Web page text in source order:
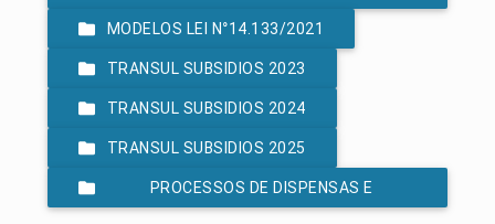
- LEI 14.133/2021
MODELOS LEI N°14.133/2021
TRANSUL SUBSIDIOS 2023
TRANSUL SUBSIDIOS 2024
TRANSUL SUBSIDIOS 2025
PROCESSOS DE DISPENSAS E